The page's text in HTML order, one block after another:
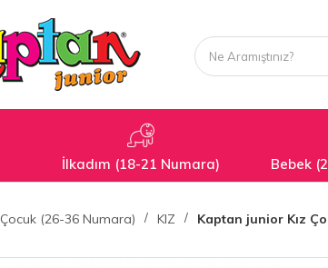
İlkadım (18-21 Numara) Bebek
Çocuk (26-36 Numara) KIZ Kaptan junior Kız